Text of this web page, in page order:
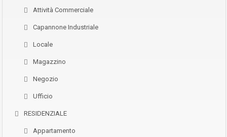
Attività Commerciale
Capannone Industriale
Locale
Magazzino
Negozio
Ufficio
RESIDENZIALE
Appartamento